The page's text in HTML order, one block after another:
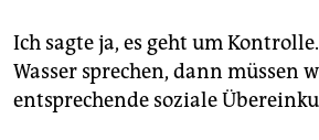
Ich sagte ja, es geht um
Wasser sprechen, dann müssen
entsprechende soziale